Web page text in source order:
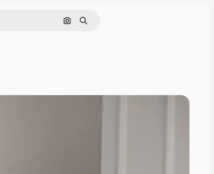
Поиск по изображению
Поиск